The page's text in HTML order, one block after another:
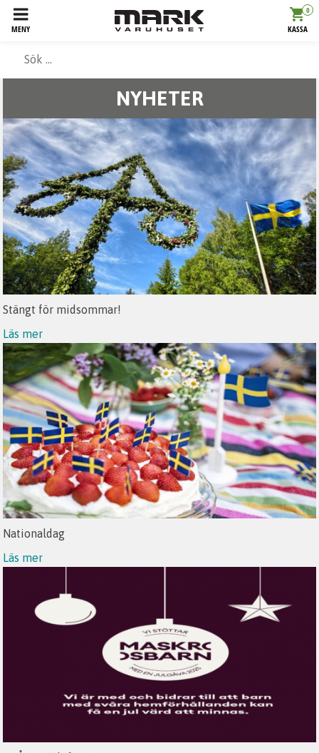
MENY
0
KASSA
NYHETER
Stängt för midsommar!
Läs mer
Nationaldag
Läs mer